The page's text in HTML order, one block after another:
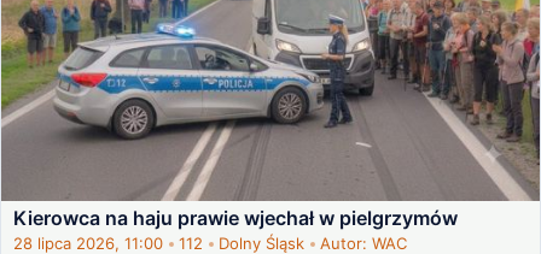
28 lipca 2026, 11:00 112 Dolny Śląsk Autor: WAC
Kierowca na haju prawie wjechał w pielgrzymów